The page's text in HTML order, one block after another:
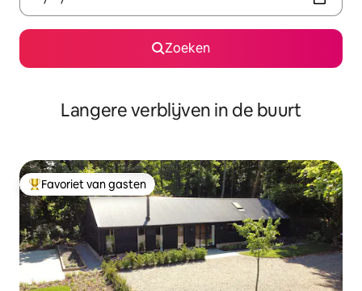
Zoeken
Langere verblijven in de buurt
Topfavoriet van gasten
Favoriet van gasten